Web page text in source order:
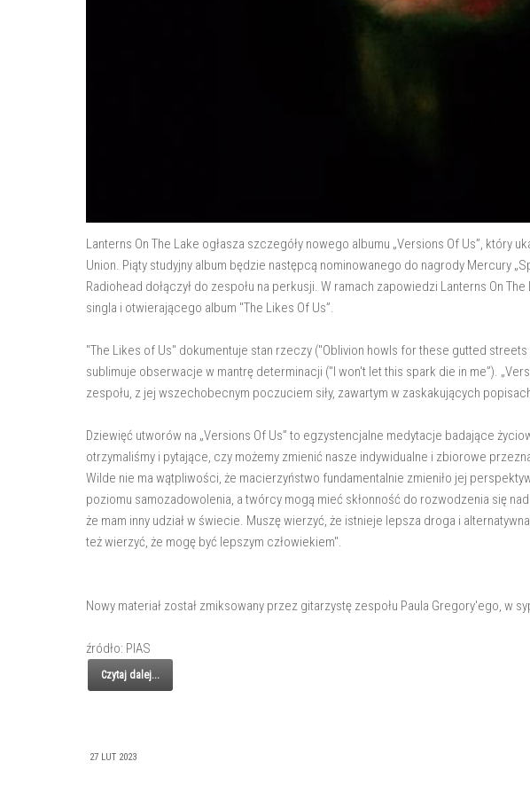
Lanterns On The Lake ogłasza szczegóły nowego albumu „Versions Of Us”, który
Union. Piąty studyjny album będzie następcą nominowanego do nagrody Mercury
Radiohead dołączył do zespołu na perkusji. W ramach zapowiedzi Lanterns On
singla i otwierającego album "The Likes Of Us”.
"The Likes of Us" dokumentuje stan rzeczy ("Oblivion howls for these gutted
sublimuje obserwacje w mantrę determinacji ("I won't let this spark die in me”).
zespołu, z jej wszechobecnym poczuciem siły, zawartym w zaskakujących
Dziewięć utworów na „Versions Of Us” to egzystencjalne medytacje badające
otrzymaliśmy i pytające, czy możemy zmienić nasze indywidualne i zbiorowe
Wilde nie ma wątpliwości, że macierzyństwo fundamentalnie zmieniło jej
poziomu samozadowolenia, a twórcy mogą mieć skłonność do rozwodzenia się
że mam inny udział w świecie. Muszę wierzyć, że istnieje lepsza droga i
też wierzyć, że mogę być lepszym człowiekiem".
Nowy materiał został zmiksowany przez gitarzystę zespołu Paula Gregory'ego, w
źródło: PIAS
Czytaj dalej...
27 LUT 2023